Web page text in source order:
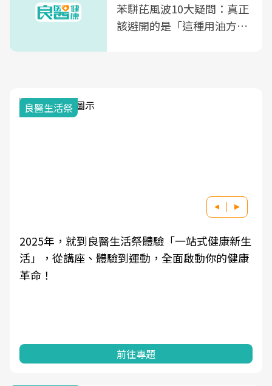
苯駢芘風波10大疑問：真正
該避開的是「這種用油方
良醫生活祭
2025年，就到良醫生活祭體驗「一站式健康新生
活」，從講座、體驗到運動，全面啟動你的健康
革命！
前往專題